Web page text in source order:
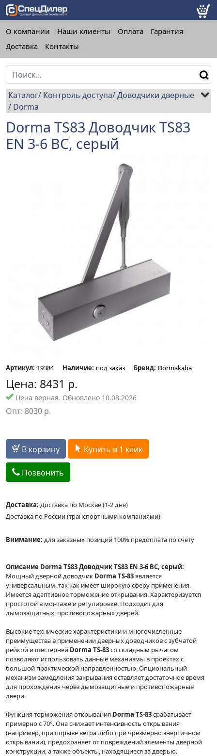
О компании Наши клиенты Оплата
Гарантия
Доставка
Контакты
Каталог Контроль доступа Доводчики дверные
Dorma
Dorma TS83 Доводчик TS83
EN 3-6 BC, серый
Артикул: 19384 Наличие: под заказ Бренд: Dormakaba
Цена: 8431 р.
Цена верная. Обновлено 10.08.2026
Опт: 8030 р.
В корзину Купить в 1 клик
Позвонить
Доставка: Доставка по Москве (1-2 дня)
Доставка по России (транспортными компаниями)
Внимание: для заказных позиций 100% предоплата по счету
Описание Dorma TS83 Доводчик TS83 EN 3-6 BC, серый:
Мощный дверной доводчик Dorma TS-83является
универсальным, так как имеет широкую сферу применения.
Имеется адаптивное торможение открывания. Характеризуется
простотой в монтаже и регулировке. Подходит для
дымозащитных, противопожарных дверей.
Высокие технические характеристики и многочисленные
преимущества в применении дверных доводчиков с зубчатой
рейкой и шестерней Dorma TS-83со складным рычагом
позволяют использовать данные механизмы в проектах с
большой практической направленностью. Опциональный
механизм замедления закрывания оставляет достаточное время
для прохождения через дымозащитные и противопожарные
двери.
Функция торможения открывания Dorma TS-83срабатывает
примерно с 70°. Она снижает интенсивность открывания
(например, при порыве ветра либо при чрезмерно энергичном
открывании), предохраняет от повреждений элементы дверной
конструкции, а также объекты, находящиеся за дверью.